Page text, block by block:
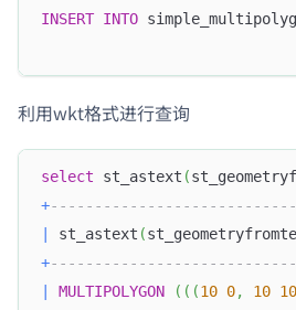
INSERT INTO
利用wkt格式进行查询
select st_astext (
+
st_astext (
+
MULTIPOLYGON ( ( (10 0, 10 10